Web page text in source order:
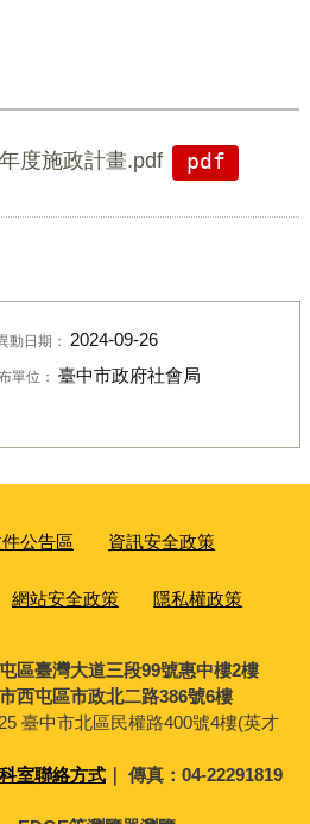
度施政計畫.pdf
pdf
動日期： 2024-09-26
單位： 臺中市政府社會局
公告區 資訊安全政策
網站安全政策 隱私權政策
區臺灣大道三段99號惠中樓2樓
西屯區市政北二路386號6樓
臺中市北區民權路400號4樓(英才
室聯絡方式｜ 傳真：04-22291819